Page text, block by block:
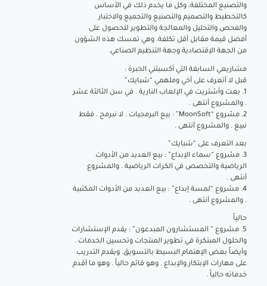
والتصنيع المختلفة، وكل ما يخدم ذلك في الأساس
كالتخطيط والتصميم والتصنيع والتجميع والاختبار
والفحص والتحليل والمعالجة والتطوير للحصول على
أفضل قيمة مقابل أقل تكلفة. وهي تمسك هذه الشؤون
من الجهة الاِقتصادية وجهة التنظيم الصناعي.
مشاريعي السابقة التي أكسبتني الخبرة :
قبل لا أتعرف على أخي وملهمي “شبايك”
1. بعت وأشتريت في الإلعاب النارية . في سن الثالثة عشر
. والمشروع أنتهى .
2. مشروع “MoonSoft” : بيع البرمجيات . لا نبرمج . فقط
نبيع . والمشروع أنتهى .
بعد التعرف على “شبايك”
3. مشروع “سماء الإبداع” : بيع العديد من الأدوات
الرياضية والتخصص في الكرات الرياضية . والمشروع
أنتهى .
4. مشروع “لمسة إبداع” : بيع العديد من الأدوات المكتبية
. والمشروع أنتهى .
حالياً
5. مشروع ” المستشارون المبدعون” : يقدم الإستشارات
والحلول المبتكرة في تطوير المنتجات وتحسين الخدمات .
وأيضاً بعض الإهتمام البسيط بالتسويق. ويقدم التدريب
على مهارات الإبتكار والإبداع . وهو قائم حالياً . وهو ما أقدم
خدماته حالياً .